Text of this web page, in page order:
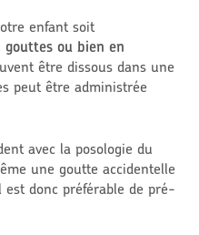
enfant soit
ou bien en
être dissous dans une
peut être administrée
avec la posologie du
une goutte accidentelle
donc préférable de pré-